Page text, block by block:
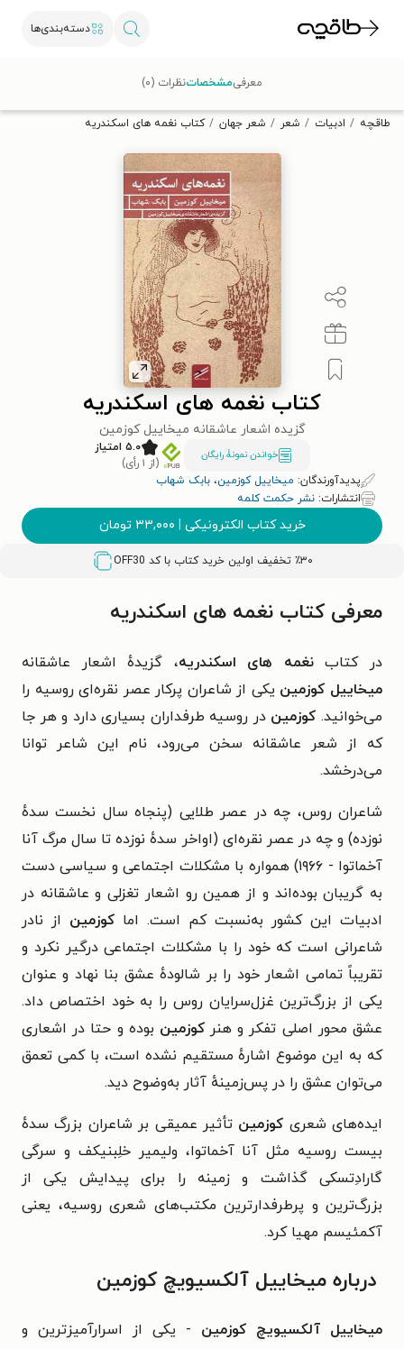
دسته‌بندی‌ها
تخفیف از طاقچه دریافت کن.
طاقچه ادبیات شعر شعر جهان کتاب نغمه های اسکندریه
کتاب نغمه های اسکندریه
گزیده اشعار عاشقانه میخاییل کوزمین
خواندن نمونۀ رایگان
۵.۰ امتیاز
(از ۱ رأی)
پدیدآورندگان: میخاییل کوزمین، بابک شهاب
انتشارات: نشر حکمت کلمه
خرید کتاب الکترونیکی | ۳۳,۰۰۰ تومان
٪۳۰ تخفیف اولین خرید کتاب با کد OFF30
معرفیمشخصاتنظرات (۰)
معرفی کتاب نغمه های اسکندریه
در کتابنغمه های اسکندریه، گزیدهٔ اشعار عاشقانه
میخاییل کوزمین یکی از شاعران پرکار عصر نقره‌ای روسیه را
می‌خوانید. کوزمین در روسیه طرفداران بسیاری دارد و هر جا
که از شعر عاشقانه سخن می‌رود، نام این شاعر توانا
می‌درخشد.
شاعران روس، چه در عصر طلایی (پنجاه سال نخست سدهٔ
نوزده) و چه در عصر نقره‌ای (اواخر سدهٔ نوزده تا سال مرگ آنا
آخماتوا - ۱۹۶۶) همواره با مشکلات اجتماعی و سیاسی دست
به گریبان بوده‌اند و از همین رو اشعار تغزلی و عاشقانه در
ادبیات این کشور به‌نسبت کم است. اما کوزمین از نادر
شاعرانی است که خود را با مشکلات اجتماعی درگیر نکرد و
تقریباً تمامی اشعار خود را بر شالودهٔ عشق بنا نهاد و عنوان
یکی از بزرگ‌ترین غزل‌سرایان روس را به خود اختصاص داد.
عشق محور اصلی تفکر و هنرکوزمین بوده و حتا در اشعاری
که به این موضوع اشارهٔ مستقیم نشده است، با کمی تعمق
می‌توان عشق را در پس‌زمینهٔ آثار به‌وضوح دید.
ایده‌های شعری کوزمینتأثیر عمیقی بر شاعران بزرگ سدهٔ
بیست روسیه مثل آنا آخماتوا، ولیمیر خلِبنیکف و سرگی
گارادِتسکی گذاشت و زمینه را برای پیدایش یکی از
بزرگ‌ترین و پرطرفدارترین مکتب‌های شعری روسیه، یعنی
آکمئیسم مهیا کرد.
درباره میخاییل آلکسیویچ کوزمین
میخاییل آلکسیویچ کوزمین - یکی از اسرارآمیزترین و